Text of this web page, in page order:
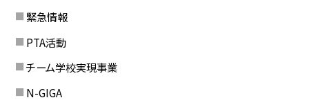
緊急情報
PTA活動
チーム学校実現事業
N-GIGA